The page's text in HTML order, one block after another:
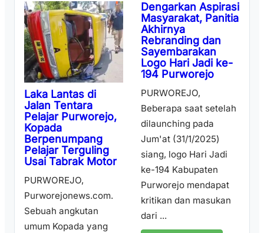
Laka Lantas di
Jalan Tentara
Pelajar Purworejo,
Kopada
Berpenumpang
Pelajar Terguling
Usai Tabrak Motor
PURWOREJO,
Purworejonews.com.
Sebuah angkutan
umum Kopada yang
Dengarkan Aspirasi
Masyarakat, Panitia
Akhirnya
Rebranding dan
Sayembarakan
Logo Hari Jadi ke-
194 Purworejo
PURWOREJO,
Beberapa saat setelah
dilaunching pada
Jum'at (31/1/2025)
siang, logo Hari Jadi
ke-194 Kabupaten
Purworejo mendapat
kritikan dan masukan
dari ...